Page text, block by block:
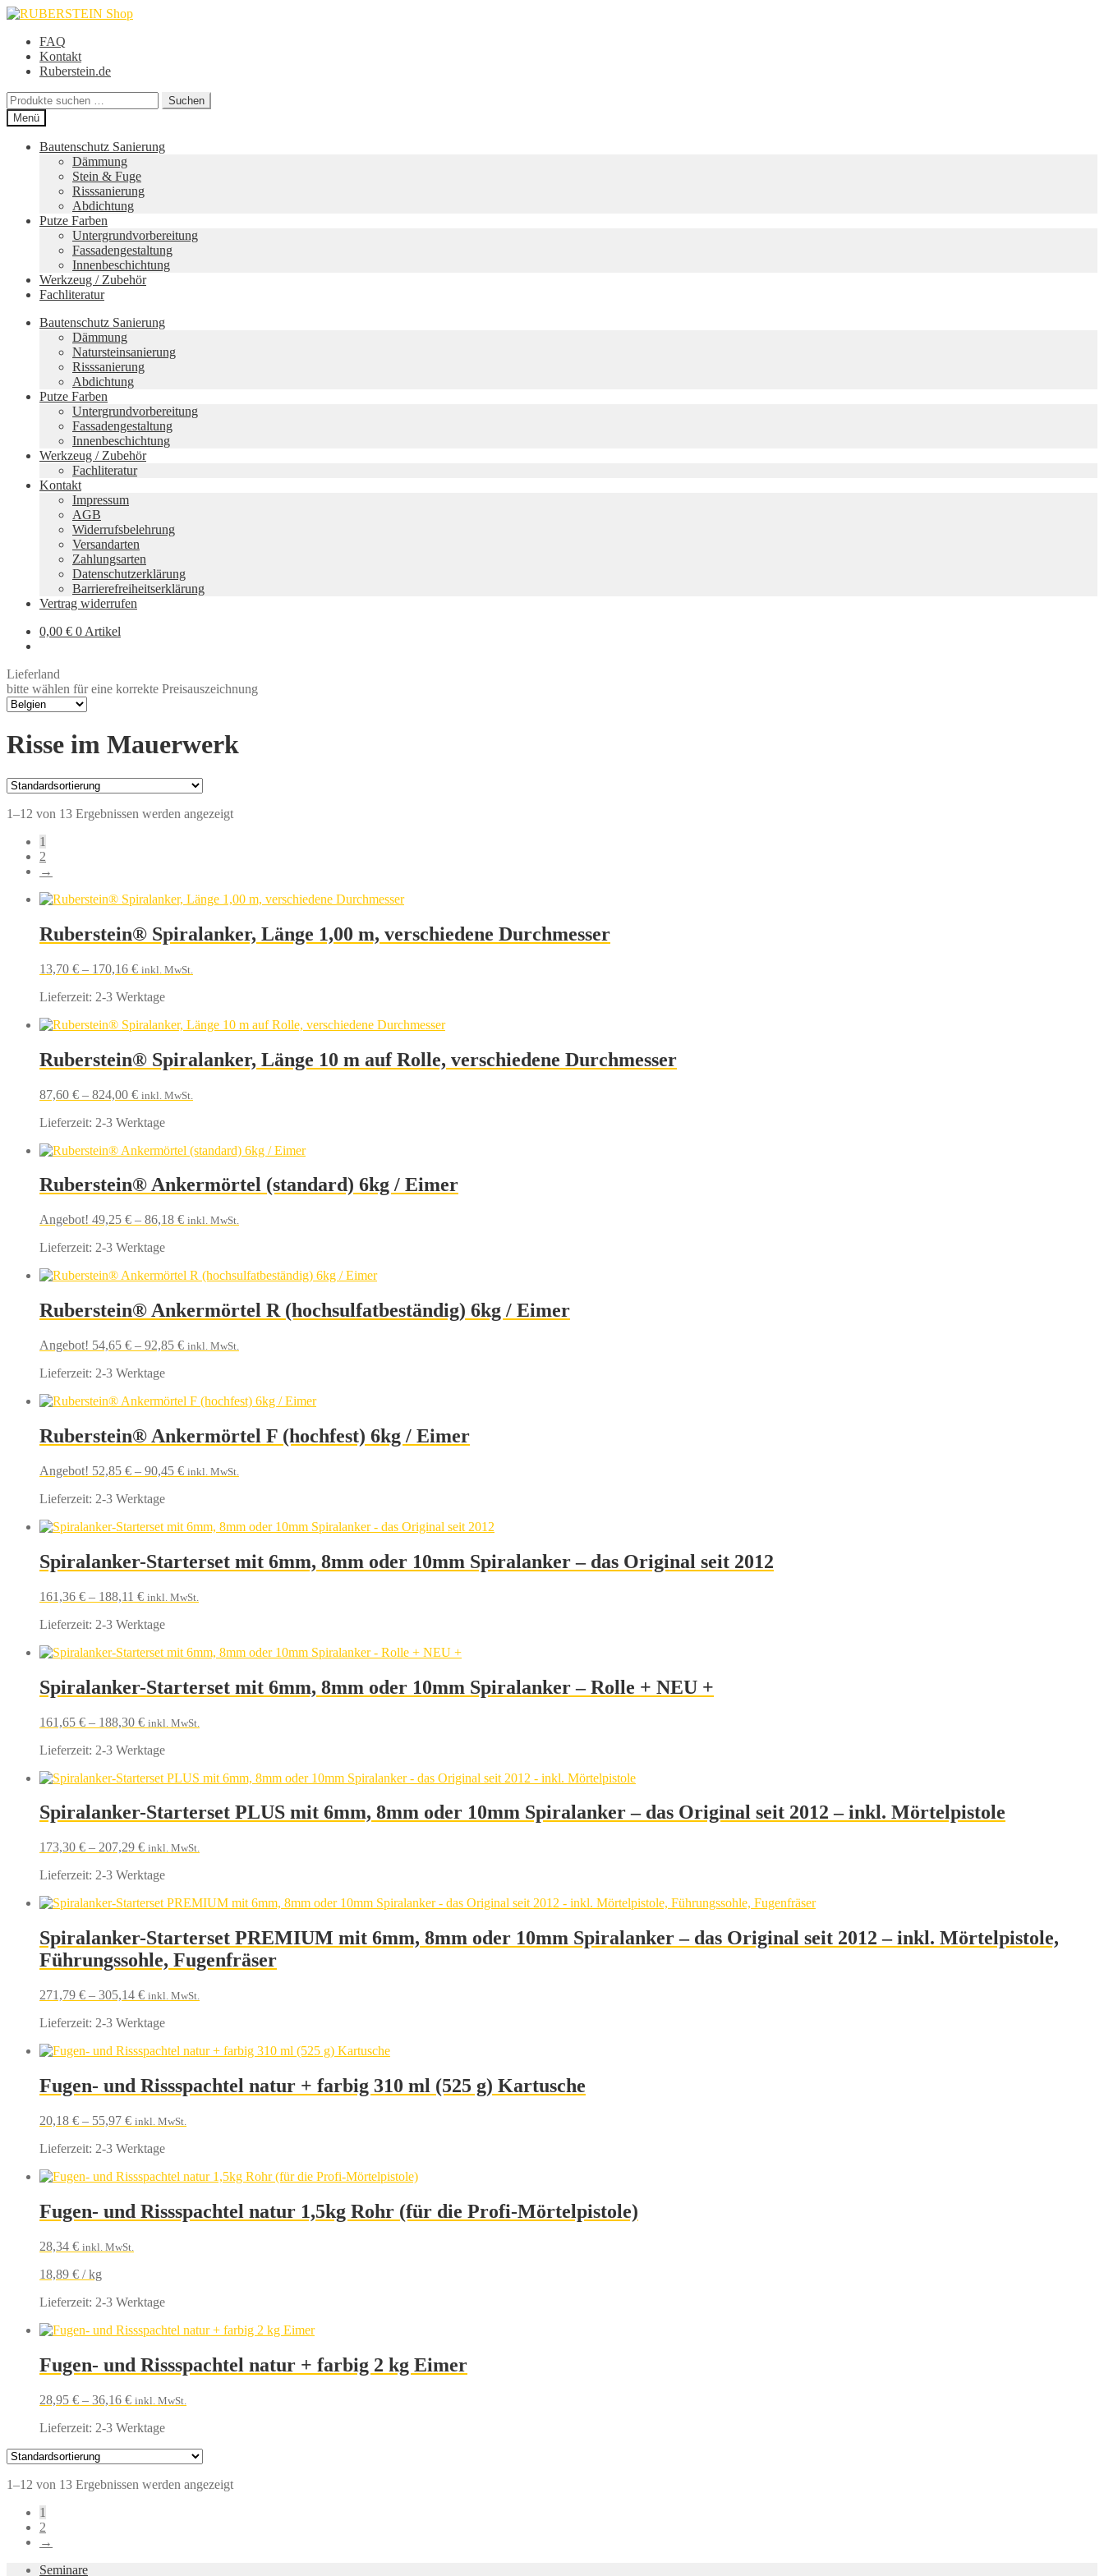
Zur
springen
Zum
springenFAQ
Kontakt
Ruberstein.de
Suche
nach:
Suchen
Menü
Bautenschutz Sanierung
Dämmung
Stein & Fuge
Risssanierung
Abdichtung
Putze Farben
Untergrundvorbereitung
Fassadengestaltung
Innenbeschichtung
Werkzeug / Zubehör
Fachliteratur
Bautenschutz Sanierung
Dämmung
Natursteinsanierung
Risssanierung
Abdichtung
Putze Farben
Untergrundvorbereitung
Fassadengestaltung
Innenbeschichtung
Werkzeug / Zubehör
Fachliteratur
Kontakt
Impressum
AGB
Widerrufsbelehrung
Versandarten
Zahlungsarten
Datenschutzerklärung
Barrierefreiheitserklärung
Vertrag widerrufen
0,00 € 0 Artikel
Lieferland
bitte wählen für eine korrekte Preisauszeichnung
Risse im Mauerwerk
1–12 von 13 Ergebnissen werden angezeigt
1
2
→
Ruberstein® Spiralanker, Länge 1,00 m, verschiedene Durchmesser
13,70 € – 170,16 € inkl. MwSt.
Lieferzeit: 2-3 Werktage
Ruberstein® Spiralanker, Länge 10 m auf Rolle, verschiedene Durchmesser
87,60 € – 824,00 € inkl. MwSt.
Lieferzeit: 2-3 Werktage
Ruberstein® Ankermörtel (standard) 6kg / Eimer
Angebot! 49,25 € – 86,18 € inkl. MwSt.
Lieferzeit: 2-3 Werktage
Ruberstein® Ankermörtel R (hochsulfatbeständig) 6kg / Eimer
Angebot! 54,65 € – 92,85 € inkl. MwSt.
Lieferzeit: 2-3 Werktage
Ruberstein® Ankermörtel F (hochfest) 6kg / Eimer
Angebot! 52,85 € – 90,45 € inkl. MwSt.
Lieferzeit: 2-3 Werktage
Spiralanker-Starterset mit 6mm, 8mm oder 10mm Spiralanker – das Original seit 2012
161,36 € – 188,11 € inkl. MwSt.
Lieferzeit: 2-3 Werktage
Spiralanker-Starterset mit 6mm, 8mm oder 10mm Spiralanker – Rolle + NEU +
161,65 € – 188,30 € inkl. MwSt.
Lieferzeit: 2-3 Werktage
Spiralanker-Starterset PLUS mit 6mm, 8mm oder 10mm Spiralanker – das Original seit 2012 – inkl. Mörtelpistole
173,30 € – 207,29 € inkl. MwSt.
Lieferzeit: 2-3 Werktage
Spiralanker-Starterset PREMIUM mit 6mm, 8mm oder 10mm Spiralanker – das Original seit 2012 – inkl. Mörtelpistole,
Führungssohle, Fugenfräser
271,79 € – 305,14 € inkl. MwSt.
Lieferzeit: 2-3 Werktage
Fugen- und Rissspachtel natur + farbig 310 ml (525 g) Kartusche
20,18 € – 55,97 € inkl. MwSt.
Lieferzeit: 2-3 Werktage
Fugen- und Rissspachtel natur 1,5kg Rohr (für die Profi-Mörtelpistole)
28,34 € inkl. MwSt.
18,89 € /kg
Lieferzeit: 2-3 Werktage
Fugen- und Rissspachtel natur + farbig 2 kg Eimer
28,95 € – 36,16 € inkl. MwSt.
Lieferzeit: 2-3 Werktage
1–12 von 13 Ergebnissen werden angezeigt
1
2
→
Seminare